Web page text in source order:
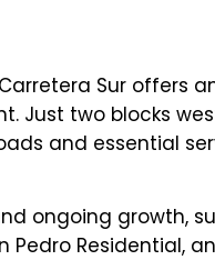
Sur offers
Just two blocks
and essential
ongoing growth,
Residential,